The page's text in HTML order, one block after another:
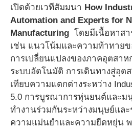
เปิดด้วยเวทีสัมมนา How
Automation and Experts for
Manufacturing โดยมีเนื้อหาส
เช่น แนวโน้มและความท้าทายข
การเปลี่ยนแปลงของภาคอุตสาห
ระบบอัตโนมัติ การเดินทางสู่อุต
เทียบความแตกต่างระหว่าง
5.0 การบูรณาการหุ่นยนต์และม
ทำงานร่วมกันระหว่างมนุษย์และ
ความแม่นยำและความยืดหยุ่น